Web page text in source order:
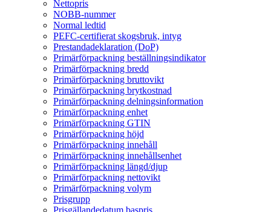
Nettopris
NOBB-nummer
Normal ledtid
PEFC-certifierat skogsbruk, intyg
Prestandadeklaration (DoP)
Primärförpackning beställningsindikator
Primärförpackning bredd
Primärförpackning bruttovikt
Primärförpackning brytkostnad
Primärförpackning delningsinformation
Primärförpackning enhet
Primärförpackning GTIN
Primärförpackning höjd
Primärförpackning innehåll
Primärförpackning innehållsenhet
Primärförpackning längd/djup
Primärförpackning nettovikt
Primärförpackning volym
Prisgrupp
Prisgällandedatum baspris